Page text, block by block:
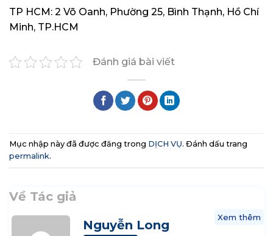
TP HCM: 2 Võ Oanh, Phường 25, Bình Thạnh, Hồ Chí
Minh, TP.HCM
Đánh giá bài viết
Mục nhập này đã được đăng trong DỊCH VỤ. Đánh dấu trang
permalink.
Về Tác giả
Nguyễn Long
Xem thêm